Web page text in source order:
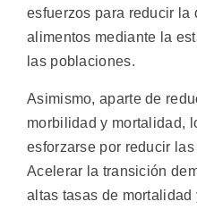
esfuerzos para reducir la
alimentos mediante la
las poblaciones.
Asimismo, aparte de
morbilidad y mortalidad,
esforzarse por reducir
Acelerar la transición
altas tasas de